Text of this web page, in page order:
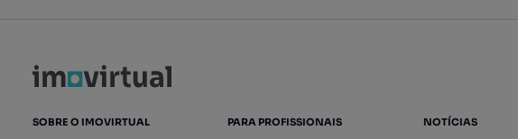
SOBRE O IMOVIRTUAL PARA PROFISSIONAIS NOTÍCIAS